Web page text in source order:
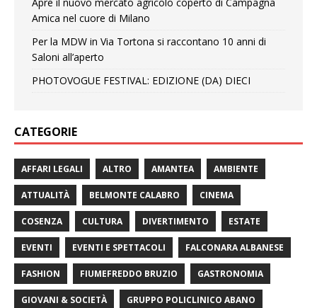
Amica nel cuore di Milano
Per la MDW in Via Tortona si raccontano 10 anni di
Saloni all’aperto
PHOTOVOGUE FESTIVAL: EDIZIONE (DA) DIECI
CATEGORIE
AFFARI LEGALI ALTRO AMANTEA AMBIENTE
ATTUALITÀ BELMONTE CALABRO CINEMA
COSENZA CULTURA DIVERTIMENTO ESTATE
EVENTI EVENTI E SPETTACOLI FALCONARA ALBANESE
FASHION FIUMEFREDDO BRUZIO GASTRONOMIA
GIOVANI & SOCIETÀ GRUPPO POLICLINICO ABANO